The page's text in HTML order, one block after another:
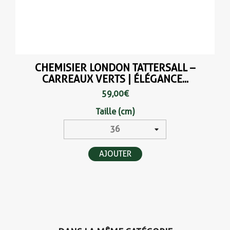
CHEMISIER LONDON TATTERSALL –
CARREAUX VERTS | ÉLÉGANCE...
59,00 €
Taille (cm)
AJOUTER